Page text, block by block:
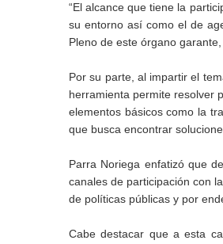
“El alcance que tiene la
su entorno así como el de
Pleno de este órgano
Por su parte, al impartir el
herramienta permite resolver
elementos básicos como la
que busca encontrar
Parra Noriega enfatizó que
canales de participación con
de políticas públicas y por
Cabe destacar que a esta